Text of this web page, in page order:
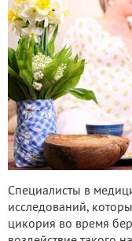
Специалисты в
исследований,
цикория во время